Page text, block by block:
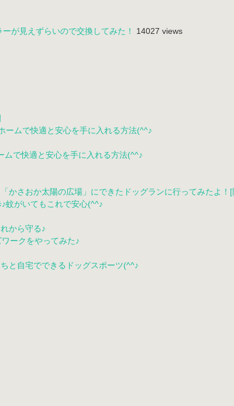
が見えずらいので交換してみた！ 14027 views
で快適と安心を手に入れる方法(^^♪
かさおか太陽の広場」にできたドッグランに行ってみたよ！
から守る♪
と自宅でできるドッグスポーツ(^^♪